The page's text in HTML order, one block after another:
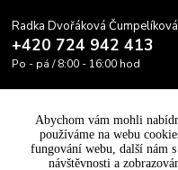
Radka Dvořáková Čumpelíková
+420 724 942 413
Po - pá / 8:00 - 16:00 hod
Abychom vám mohli
používáme na webu
fungování webu, další nám
návštěvnosti a